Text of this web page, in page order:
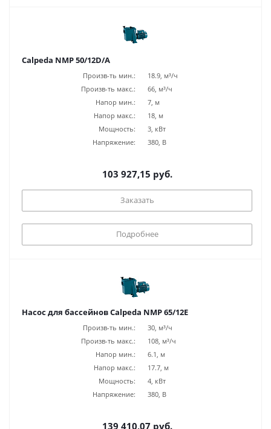
Calpeda NMP 50/12D/A
Произв-ть мин.:
18.9, м³/ч
Произв-ть макс.:
66, м³/ч
Напор мин.:
7, м
Напор макс.:
18, м
Мощность:
3, кВт
Напряжение:
380, В
103 927,15 руб.
Заказать
Подробнее
Насос для бассейнов Calpeda NMP 65/12E
Произв-ть мин.:
30, м³/ч
Произв-ть макс.:
108, м³/ч
Напор мин.:
6.1, м
Напор макс.:
17.7, м
Мощность:
4, кВт
Напряжение:
380, В
139 410,07 руб.